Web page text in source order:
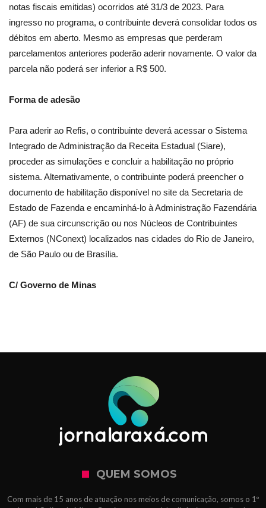
notas fiscais emitidas) ocorridos até 31/3 de 2023. Para
ingresso no programa, o contribuinte deverá consolidar todos os
débitos em aberto. Mesmo as empresas que perderam
parcelamentos anteriores poderão aderir novamente. O valor da
parcela não poderá ser inferior a R$ 500.
Forma de adesão
Para aderir ao Refis, o contribuinte deverá acessar o Sistema
Integrado de Administração da Receita Estadual (Siare),
proceder as simulações e concluir a habilitação no próprio
sistema. Alternativamente, o contribuinte poderá preencher o
documento de habilitação disponível no site da Secretaria de
Estado de Fazenda e encaminhá-lo à Administração Fazendária
(AF) de sua circunscrição ou nos Núcleos de Contribuintes
Externos (NConext) localizados nas cidades do Rio de Janeiro,
de São Paulo ou de Brasília.
C/ Governo de Minas
QUEM SOMOS
Com mais de 15 anos de atuação nos meios de comunicação, somos o 1º